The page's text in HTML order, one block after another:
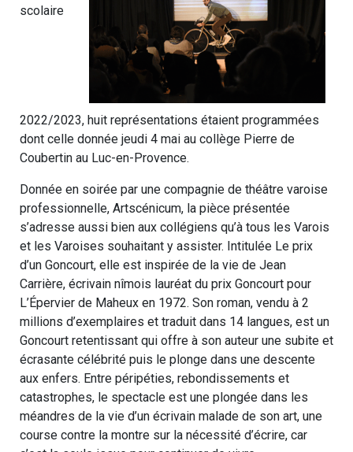
scolaire
2022/2023, huit représentations étaient programmées
dont celle donnée jeudi 4 mai au collège Pierre de
Coubertin au Luc-en-Provence.
Donnée en soirée par une compagnie de théâtre varoise
professionnelle, Artscénicum, la pièce présentée
s’adresse aussi bien aux collégiens qu’à tous les Varois
et les Varoises souhaitant y assister. Intitulée Le prix
d’un Goncourt, elle est inspirée de la vie de Jean
Carrière, écrivain nîmois lauréat du prix Goncourt pour
L’Épervier de Maheux en 1972. Son roman, vendu à 2
millions d’exemplaires et traduit dans 14 langues, est un
Goncourt retentissant qui offre à son auteur une subite et
écrasante célébrité puis le plonge dans une descente
aux enfers. Entre péripéties, rebondissements et
catastrophes, le spectacle est une plongée dans les
méandres de la vie d’un écrivain malade de son art, une
course contre la montre sur la nécessité d’écrire, car